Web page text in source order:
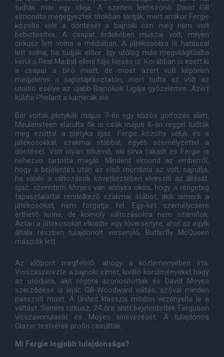
tudták már egy ideje. A szintén leköszönõ David Gill
elmondta megegyeztek titokban tartják, mert amikor Fergie
közölte vele a döntését a bajnoki cím még nem volt
bebiztosítva. A csapat érdekében muszáj volt, milyen
cirkusz lett volna a médiában. A játékosokra is hatással
lett volna, ha tudják elõre. Így utólag más megvilágításba
kerül a Real Madrid elleni fájó kiesés is. Korábban is esett ki
a csapat a bíró miatt, de most azért volt képtelen
megjelenni a sajtótájékoztatón, mert tudta az volt az
utolsó esélye az újabb Bajnokok Ligája gyõzelemre. Azért
küldte Phelant a kamerák elé.
Bár voltak pletykák május 7-én egy közös golfozás alatt,
Meulensteen elárulta õk is csak május 8-án reggel tudták
meg ezúttal a pletyka igaz. Fergie közölte velük és a
játékosokkal, szakmai stábbal, egyéb személyzettel a
döntését. Volt olyan titkárnõ, aki sírva fakadt és Fergie is
nehezen tartotta magát. Mindent elmond az emberrõl,
hogy a bejelentés után az elsõ mondata az volt, sajnálja,
ha valaki a változások következtében elveszíti az állását.
Igaz, szerintem Moyes van annyira okos, hogy a rengeteg
tapasztalattal rendelkezõ szakmai stábot, akik ismerik a
játékosokat, nem forgatja fel. Egy-két személycsere
érthetõ lenne, de komoly változásokra nem számítok.
Aztán a játékosokat elküldte egy lóversenyre, ahol az egyik
általa részben tulajdonolt versenyló, Butterfly McQueen
második lett.
Az idõpont megfelelõ, ahogy a közleményében írta.
Visszaszerezte a bajnoki címet, kiváló körülményeket hagy
az utódjára, akit régóta azonosítottak és David Moyes
szerzõdése is lejár, Gill-Woodward váltás, szóval minden
passzolt most. A United klasszis módon vezényelte le a
váltást. Semmi cirkusz, 24 óra alatt bejelentették Ferguson
visszavonulását és Moyes kinevezését. A tulajdonos
Glazer testvérek profin csinálták.
Mi Fergie legjobb tulajdonsága?